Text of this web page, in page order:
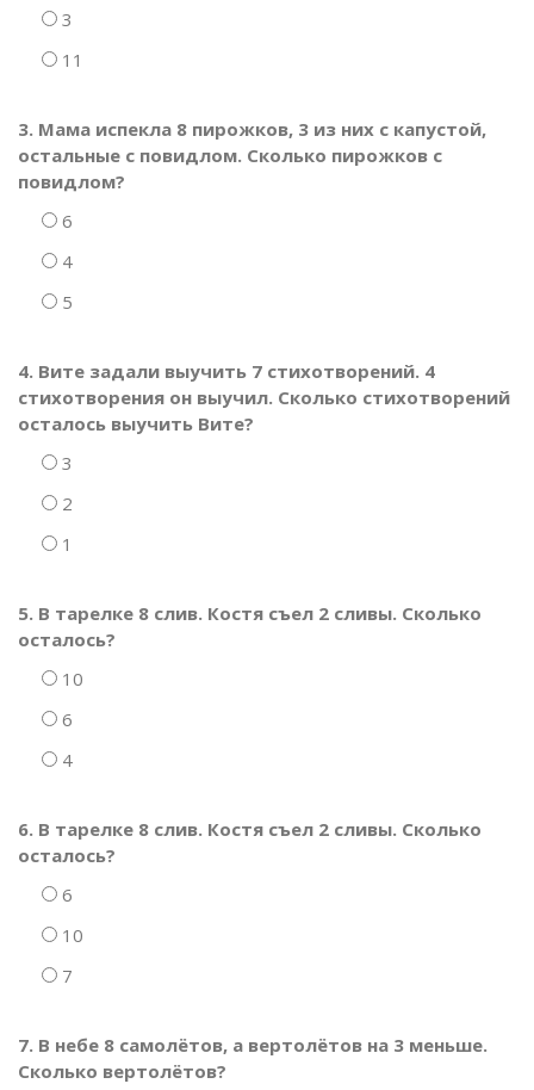
3
11
3. Мама испекла 8 пирожков, 3 из них с капустой,
остальные с повидлом. Сколько пирожков с
повидлом?
6
4
5
4. Вите задали выучить 7 стихотворений. 4
стихотворения он выучил. Сколько стихотворений
осталось выучить Вите?
3
2
1
5. В тарелке 8 слив. Костя съел 2 сливы. Сколько
осталось?
10
6
4
6. В тарелке 8 слив. Костя съел 2 сливы. Сколько
осталось?
6
10
7
7. В небе 8 самолётов, а вертолётов на 3 меньше.
Сколько вертолётов?